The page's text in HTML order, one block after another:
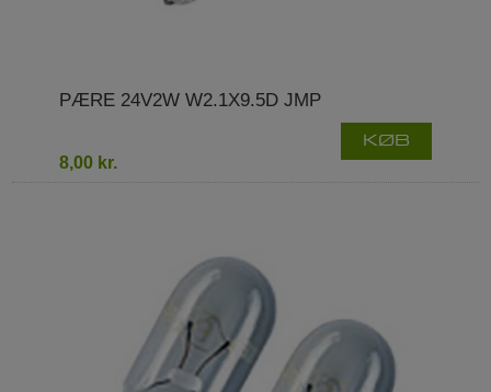
PÆRE 24V2W W2.1X9.5D JMP
8,00 kr.
KØB